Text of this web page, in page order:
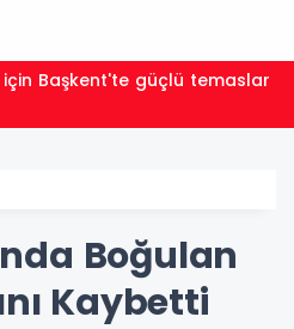
için Başkent'te güçlü temaslar
Boğulan
Kaybetti